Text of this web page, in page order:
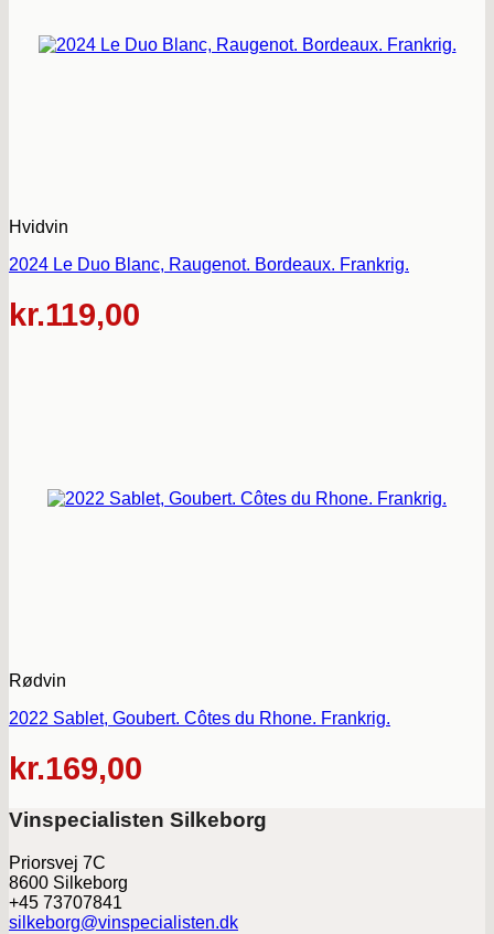
Hvidvin
2024 Le Duo Blanc, Raugenot. Bordeaux. Frankrig.
kr.119,00
Rødvin
2022 Sablet, Goubert. Côtes du Rhone. Frankrig.
kr.169,00
Vinspecialisten Silkeborg
Priorsvej 7C
8600 Silkeborg
+45 73707841
silkeborg@vinspecialisten.dk